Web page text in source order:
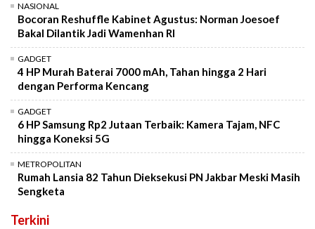
NASIONAL
Bocoran Reshuffle Kabinet Agustus: Norman Joesoef
Bakal Dilantik Jadi Wamenhan RI
GADGET
4 HP Murah Baterai 7000 mAh, Tahan hingga 2 Hari
dengan Performa Kencang
GADGET
6 HP Samsung Rp2 Jutaan Terbaik: Kamera Tajam, NFC
hingga Koneksi 5G
METROPOLITAN
Rumah Lansia 82 Tahun Dieksekusi PN Jakbar Meski Masih
Sengketa
Terkini